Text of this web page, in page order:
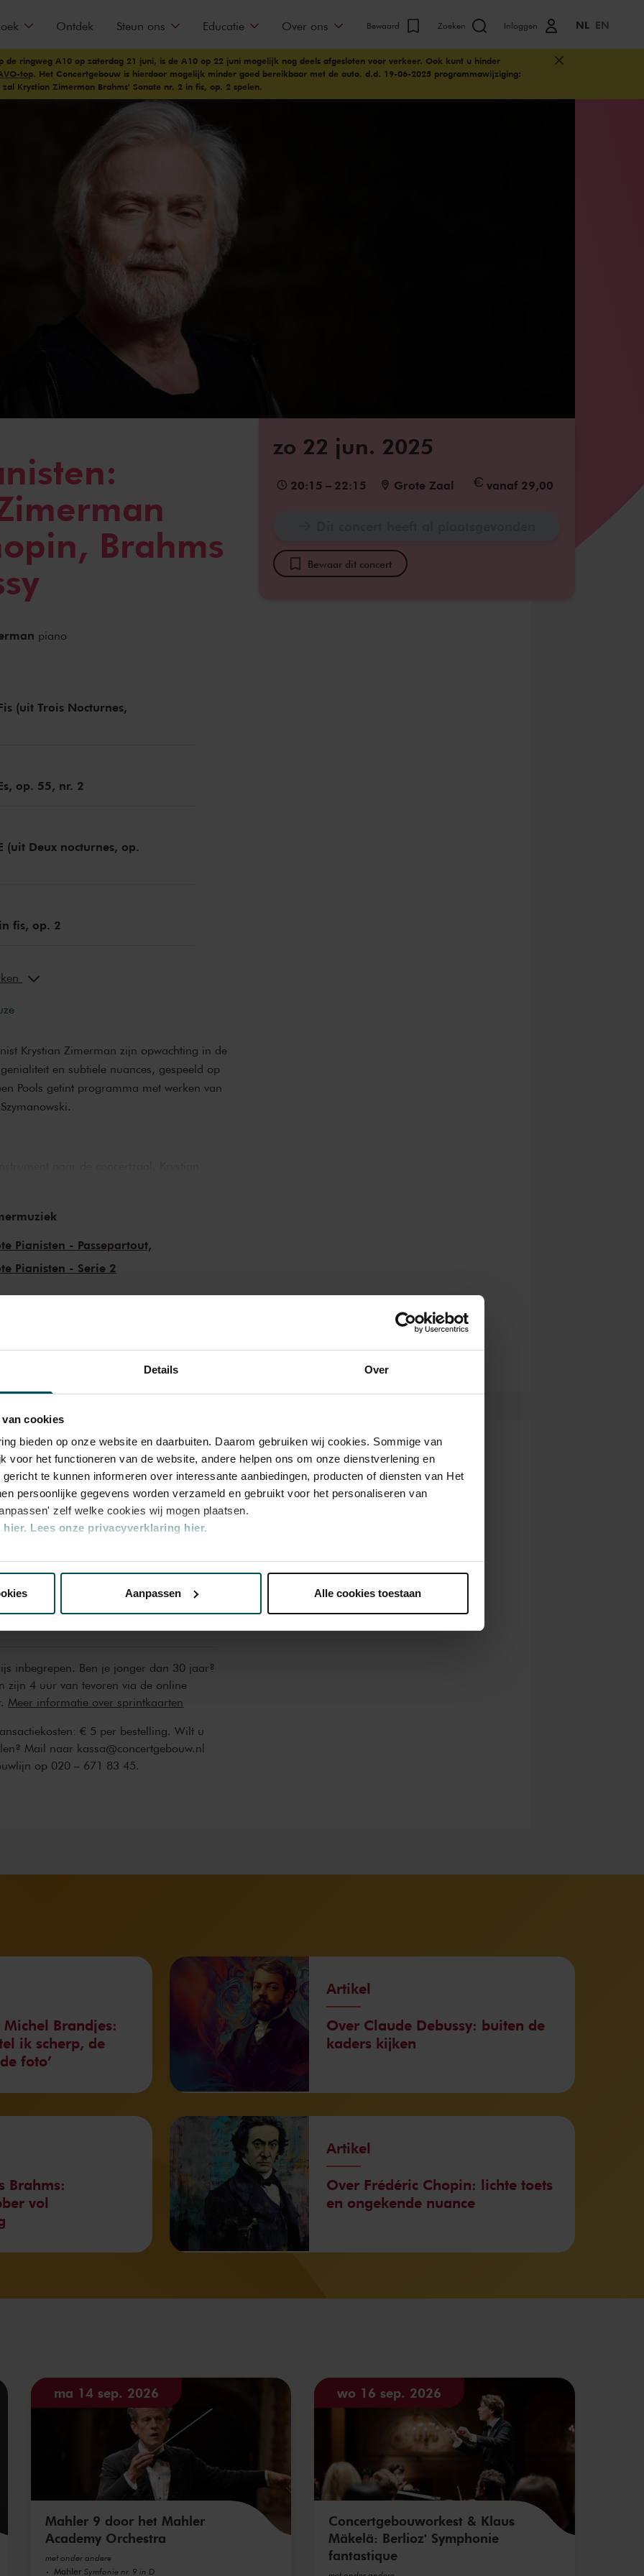
Details Over
cookies
bieden op onze website en daarbuiten. Daarom gebruiken wij cookies. Sommige van
voor het functioneren van de website, andere helpen ons om onze dienstverlening en
te kunnen informeren over interessante aanbiedingen, producten of diensten van Het
persoonlijke gegevens worden verzameld en gebruikt voor het personaliseren van
zelf welke cookies wij mogen plaatsen.
hier. Lees onze privacyverklaring hier.
website kunt u uw toestemming op elk moment wijzigen of intrekken.
die uw gegevens kunnen ontvangen en verwerken.
Aanpassen Alle cookies toestaan
Ontdek Steun ons Educatie Over ons Bewaard Zoeken Inloggen NL EN
de ringweg A10 op zaterdag 21 juni, is de A10 op 22 juni mogelijk nog deels afgesloten voor verkeer. Ook kunt u hinder
top. Het Concertgebouw is hierdoor mogelijk minder goed bereikbaar met de auto. d.d. 19-06-2025 programmawijziging:
Krystian Zimerman Brahms' Sonate nr. 2 in fis, op. 2 spelen.
zo 22 jun. 2025
20:15 – 22:15 Grote Zaal vanaf 29,00
Bewaar dit concert
Brahms
piano
(uit Trois Nocturnes,
op. 55, nr. 2
(uit Deux nocturnes, op.
fis, op. 2
Krystian Zimerman zijn opwachting in de
en subtiele nuances, gespeeld op
Pools getint programma met werken van
zorgvuldig in gereedheid gebracht om het
genialiteit is precies zo buitengewoon
nuances van frasering en tempo’,
van Chopin, Brahms, Debussy en
en Szymanowski
van Johannes Brahms. Na de
naar het begin van de negentiende eeuw.
gecomponeerd in 1903, waarin de
Zsymanowski zijnVariaties op een Pools
jonge Poolse componist opdroeg aan zijn
Pianisten - Passepartout,
Pianisten - Serie 2
Rang
Rang
Rang
€ 39,00 € 29,00
inbegrepen. Ben je jonger dan 30 jaar?
zijn 4 uur van tevoren via de online
Meer informatie over sprintkaarten
€ 5 per bestelling. Wilt u
Mail naar kassa@concertgebouw.nl
op 020 – 671 83 45.
Brandjes:
ik scherp, de
foto’
Artikel
Over Claude Debussy: buiten de
kaders kijken
Brahms:
vol
Artikel
Over Frédéric Chopin: lichte toets
en ongekende nuance
ma 14 sep. 2026
Mahler 9 door het Mahler
Academy Orchestra
met onder andere
Mahler Symfonie nr. 9 in D
wo 16 sep. 2026
Concertgebouworkest & Klaus
Mäkelä: Berlioz' Symphonie
fantastique